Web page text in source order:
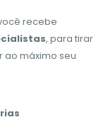
recebe
, para tirar
máximo seu